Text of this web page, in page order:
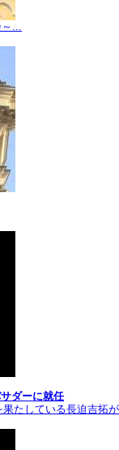
...
ダーに就任
たしている長迫吉拓が